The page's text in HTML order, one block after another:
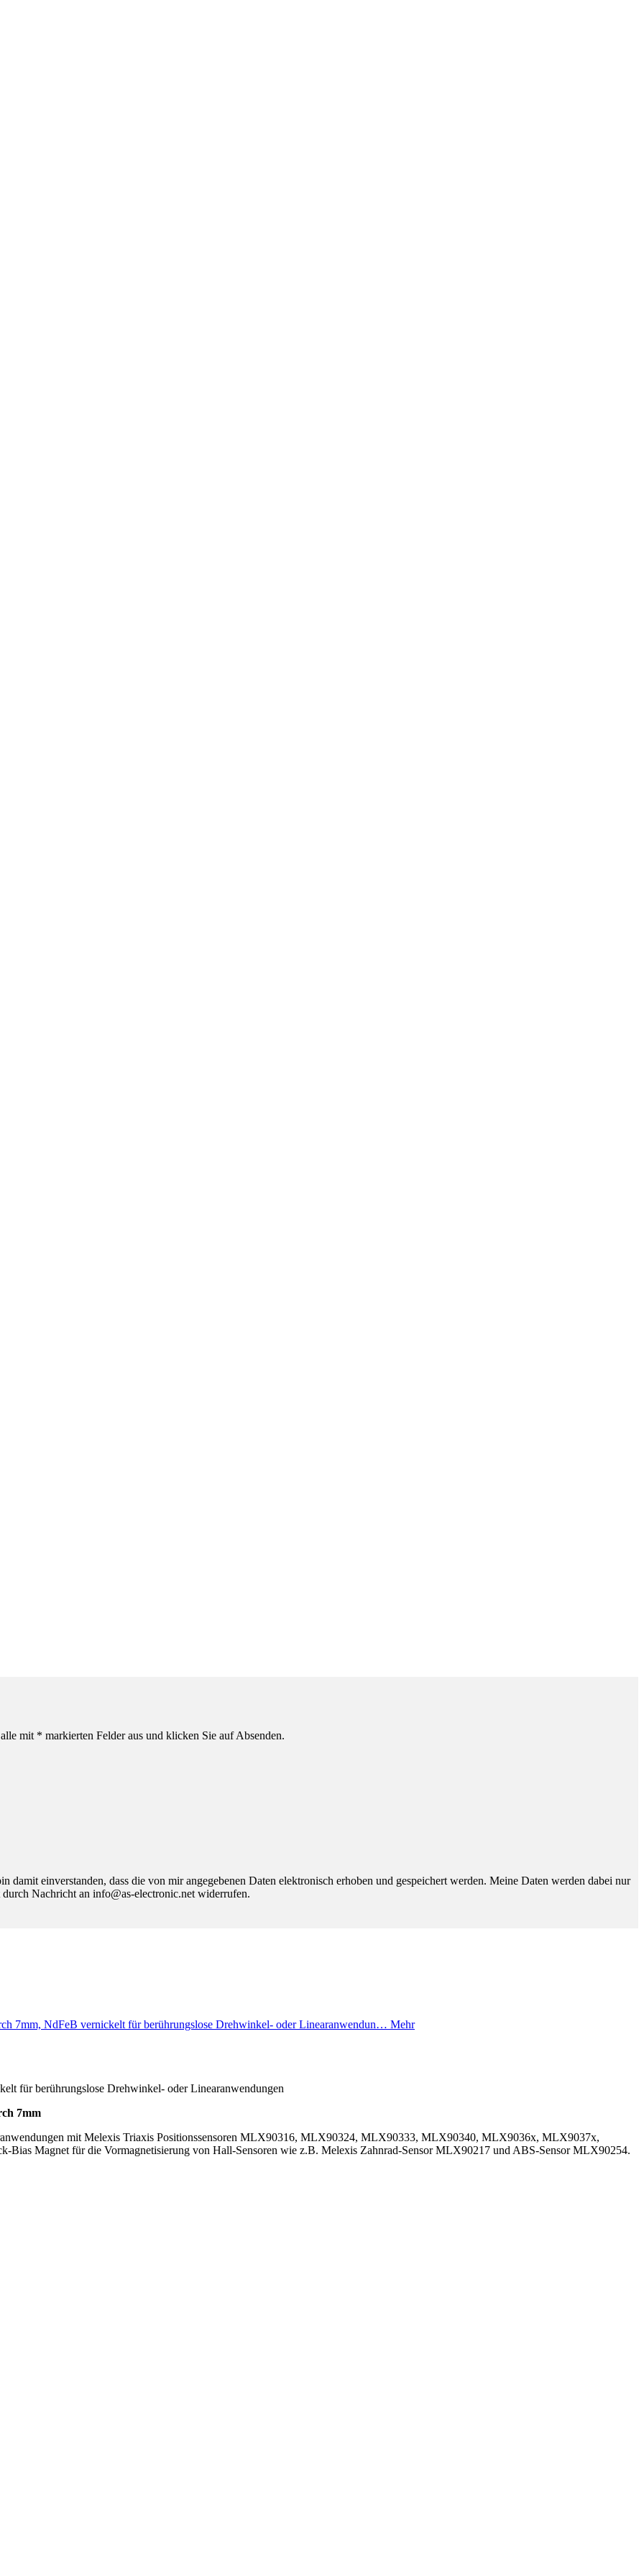
mit * markierten Felder aus und klicken Sie auf Absenden.
damit einverstanden, dass die von mir angegebenen Daten elektronisch erhoben und gespeichert werden. Meine Daten werden dabei nur
Nachricht an info@as-electronic.net widerrufen.
7mm, NdFeB vernickelt für berührungslose Drehwinkel- oder Linearanwendun… Mehr
für berührungslose Drehwinkel- oder Linearanwendungen
7mm
mit Melexis Triaxis Positionssensoren MLX90316, MLX90324, MLX90333, MLX90340, MLX9036x, MLX9037x,
Magnet für die Vormagnetisierung von Hall-Sensoren wie z.B. Melexis Zahnrad-Sensor MLX90217 und ABS-Sensor MLX90254.